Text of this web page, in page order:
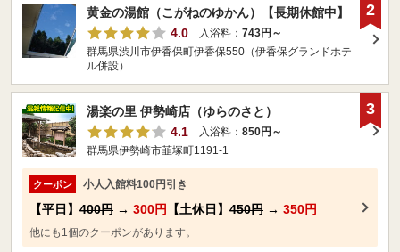
黄金の湯館（こがねのゆかん）【長期休館中】
4.0
入浴料： 743円～
群馬県渋川市伊香保町伊香保550（伊香保グランドホテ
ル併設）
2
湯楽の里 伊勢崎店（ゆらのさと）
4.1
入浴料： 850円～
群馬県伊勢崎市韮塚町1191-1
クーポン 小人入館料100円引き
【平日】 400円 → 300円 【土休日】 450円 → 350円
他にも1個のクーポンがあります。
3